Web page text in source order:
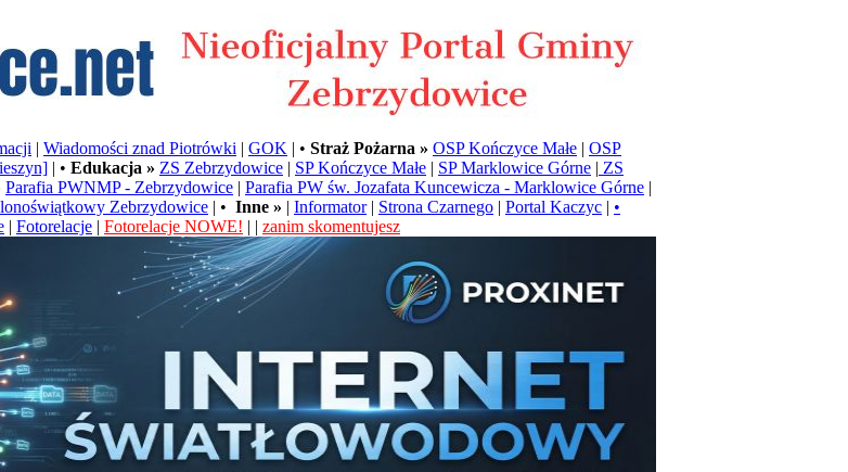
| Wiadomości znad Piotrówki | GOK | • Straż Pożarna » OSP Kończyce Małe | OSP
| • Edukacja » ZS Zebrzydowice | SP Kończyce Małe | SP Marklowice Górne | ZS
Parafia PWNMP - Zebrzydowice | Parafia PW św. Jozafata Kuncewicza - Marklowice Górne |
Zebrzydowice | • Inne » | Informator| Strona Czarnego | Portal Kaczyc | •
| Fotorelacje | Fotorelacje NOWE! | | zanim skomentujesz